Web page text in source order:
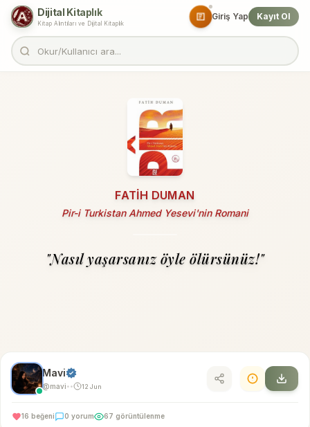
Dijital Kitaplık
Kitap Alıntıları ve Dijital Kitaplık
Giriş Yap Kayıt Ol
FATIH DUMAN
Pir-i Turkistan Ahmed Yesevi'nin Romani
"Nasıl yaşarsanız öyle ölürsünüz!"
Mavi
@mavi • • 12 Jun
16 beğeni 0 yorum 67 görüntülenme